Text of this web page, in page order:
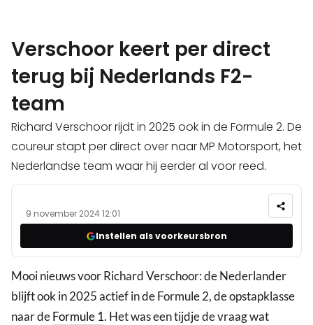
Verschoor keert per direct
terug bij Nederlands F2-
team
Richard Verschoor rijdt in 2025 ook in de Formule 2. De
coureur stapt per direct over naar MP Motorsport, het
Nederlandse team waar hij eerder al voor reed.
9 november 2024 12:01
Instellen als voorkeursbron
Mooi nieuws voor Richard Verschoor: de Nederlander
blijft ook in 2025 actief in de Formule 2, de opstapklasse
naar deFormule 1. Het was een tijdje de vraag wat